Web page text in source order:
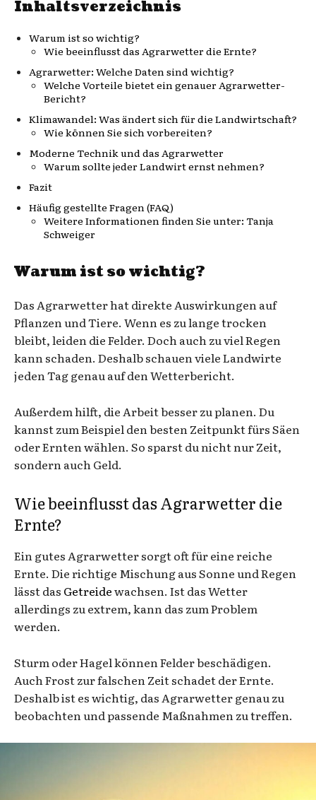
Inhaltsverzeichnis
Warum ist so wichtig?
Wie beeinflusst das Agrarwetter die Ernte?
Agrarwetter: Welche Daten sind wichtig?
Welche Vorteile bietet ein genauer Agrarwetter-
Bericht?
Klimawandel: Was ändert sich für die Landwirtschaft?
Wie können Sie sich vorbereiten?
Moderne Technik und das Agrarwetter
Warum sollte jeder Landwirt ernst nehmen?
Fazit
Häufig gestellte Fragen (FAQ)
Weitere Informationen finden Sie unter: Tanja
Schweiger
Warum ist so wichtig?
Das Agrarwetter hat direkte Auswirkungen auf
Pflanzen und Tiere. Wenn es zu lange trocken
bleibt, leiden die Felder. Doch auch zu viel Regen
kann schaden. Deshalb schauen viele Landwirte
jeden Tag genau auf den Wetterbericht.
Außerdem hilft, die Arbeit besser zu planen. Du
kannst zum Beispiel den besten Zeitpunkt fürs Säen
oder Ernten wählen. So sparst du nicht nur Zeit,
sondern auch Geld.
Wie beeinflusst das Agrarwetter die
Ernte?
Ein gutes Agrarwetter sorgt oft für eine reiche
Ernte. Die richtige Mischung aus Sonne und Regen
lässt das Getreidewachsen. Ist das Wetter
allerdings zu extrem, kann das zum Problem
werden.
Sturm oder Hagel können Felder beschädigen.
Auch Frost zur falschen Zeit schadet der Ernte.
Deshalb ist es wichtig, das Agrarwetter genau zu
beobachten und passende Maßnahmen zu treffen.